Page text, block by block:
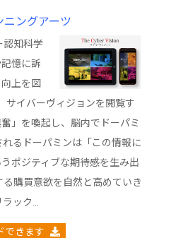
ングアーツ
認知科学
憶に訴
上を図
サイバーヴィジョンを閲覧す
」を喚起し、脳内でドーパミ
るドーパミンは「この情報に
ポジティブな期待感を生み出
購買意欲を自然と高めていき
ック…
できます